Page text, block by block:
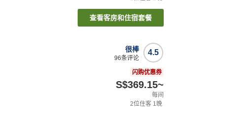
查看客房和住宿套餐
4.5
很棒
96条评论
闪购优惠券
S$369.15~
每间
2位住客 1晚